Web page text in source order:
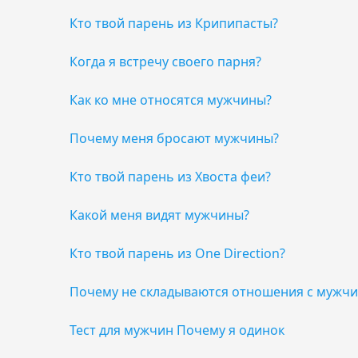
Кто твой парень из Крипипасты?
Когда я встречу своего парня?
Как ко мне относятся мужчины?
Почему меня бросают мужчины?
Кто твой парень из Хвоста феи?
Какой меня видят мужчины?
Кто твой парень из One Direction?
Почему не складываются отношения с
Тест для мужчин Почему я одинок